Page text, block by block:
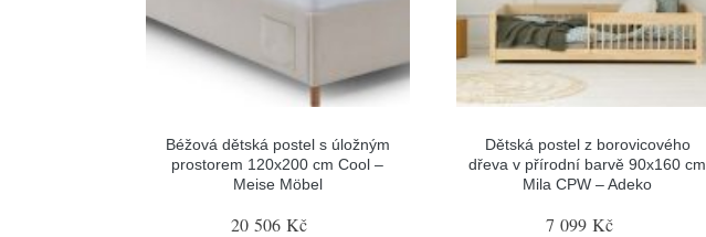
Béžová dětská postel s úložným
prostorem 120x200 cm Cool –
Meise Möbel
20 506 Kč
Dětská postel z borovicového
dřeva v přírodní barvě 90x160 cm
Mila CPW – Adeko
7 099 Kč